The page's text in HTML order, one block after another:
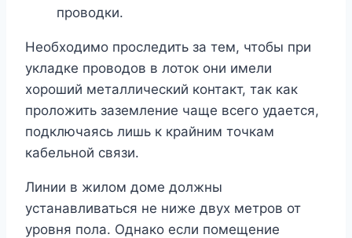
проводки.
Необходимо проследить за тем, чтобы при
укладке проводов в лоток они имели
хороший металлический контакт, так как
проложить заземление чаще всего удается,
подключаясь лишь к крайним точкам
кабельной связи.
Линии в жилом доме должны
устанавливаться не ниже двух метров от
уровня пола. Однако если помещение